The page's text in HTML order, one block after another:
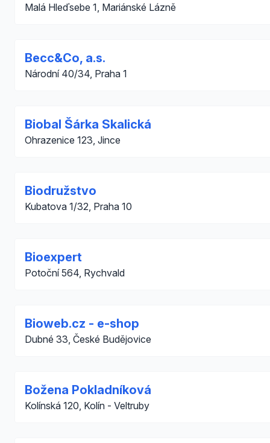
Malá Hleďsebe 1, Mariánské Lázně
Becc&Co, a.s.
Národní 40/34, Praha 1
Biobal Šárka Skalická
Ohrazenice 123, Jince
Biodružstvo
Kubatova 1/32, Praha 10
Bioexpert
Potoční 564, Rychvald
Bioweb.cz - e-shop
Dubné 33, České Budějovice
Božena Pokladníková
Kolínská 120, Kolín - Veltruby